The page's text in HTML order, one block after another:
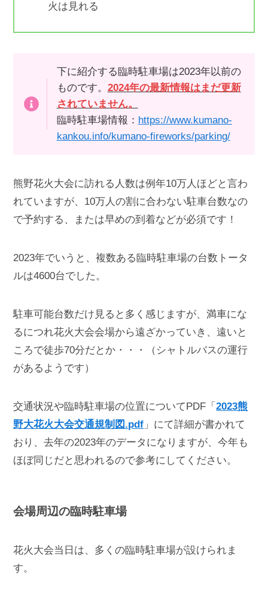
火は見れる
下に紹介する臨時駐車場は2023年以前の
ものです。 2024年の最新情報はまだ更新
されていません。
臨時駐車場情報： https://www.kumano-
kankou.info/kumano-fireworks/parking/
熊野花火大会に訪れる人数は例年10万人ほどと言わ
れていますが、10万人の割に合わない駐車台数なの
で予約する、または早めの到着などが必須です！
2023年でいうと、複数ある臨時駐車場の台数トータ
ルは4600台でした。
駐車可能台数だけ見ると多く感じますが、満車にな
るにつれ花火大会会場から遠ざかっていき、遠いと
ころで徒歩70分だとか・・・（シャトルバスの運行
があるようです）
交通状況や臨時駐車場の位置についてPDF「2023熊
野大花火大会交通規制図.pdf 」にて詳細が書かれて
おり、去年の2023年のデータになりますが、今年も
ほぼ同じだと思われるので参考にしてください。
会場周辺の臨時駐車場
花火大会当日は、多くの臨時駐車場が設けられま
す。